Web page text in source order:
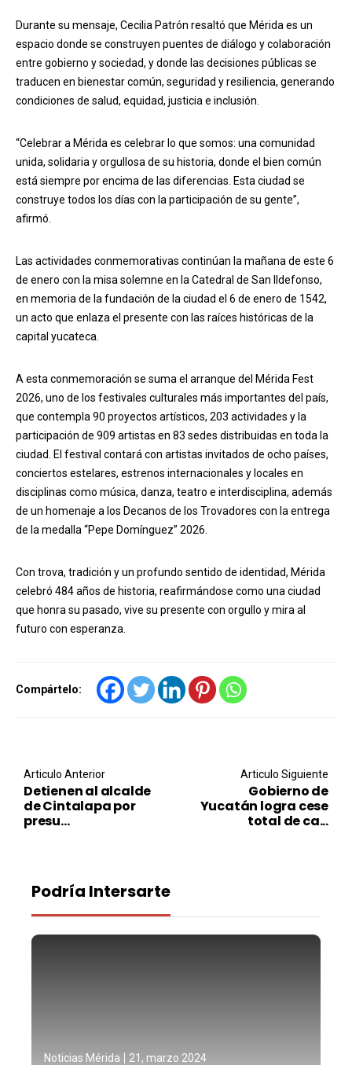
Durante su mensaje, Cecilia Patrón resaltó que Mérida es un
espacio donde se construyen puentes de diálogo y colaboración
entre gobierno y sociedad, y donde las decisiones públicas se
traducen en bienestar común, seguridad y resiliencia, generando
condiciones de salud, equidad, justicia e inclusión.
“Celebrar a Mérida es celebrar lo que somos: una comunidad
unida, solidaria y orgullosa de su historia, donde el bien común
está siempre por encima de las diferencias. Esta ciudad se
construye todos los días con la participación de su gente”,
afirmó.
Las actividades conmemorativas continúan la mañana de este 6
de enero con la misa solemne en la Catedral de San Ildefonso,
en memoria de la fundación de la ciudad el 6 de enero de 1542,
un acto que enlaza el presente con las raíces históricas de la
capital yucateca.
A esta conmemoración se suma el arranque del Mérida Fest
2026, uno de los festivales culturales más importantes del país,
que contempla 90 proyectos artísticos, 203 actividades y la
participación de 909 artistas en 83 sedes distribuidas en toda la
ciudad. El festival contará con artistas invitados de ocho países,
conciertos estelares, estrenos internacionales y locales en
disciplinas como música, danza, teatro e interdisciplina, además
de un homenaje a los Decanos de los Trovadores con la entrega
de la medalla “Pepe Domínguez” 2026.
Con trova, tradición y un profundo sentido de identidad, Mérida
celebró 484 años de historia, reafirmándose como una ciudad
que honra su pasado, vive su presente con orgullo y mira al
futuro con esperanza.
Compártelo:
Post navigation
Articulo Anterior
Detienen al alcalde
de Cintalapa por
presu...
Articulo Siguiente
Gobierno de
Yucatán logra cese
total de ca...
Podría Intersarte
Noticias Mérida 21, marzo 2024